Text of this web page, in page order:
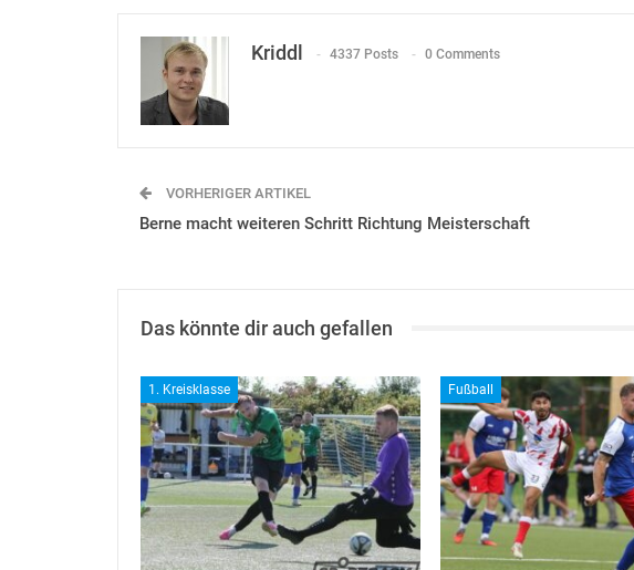
Kriddl 4337 Posts 0 Comments
VORHERIGER ARTIKEL
Berne macht weiteren Schritt Richtung Meisterschaft
Das könnte dir auch gefallen
1. Kreisklasse Fußball